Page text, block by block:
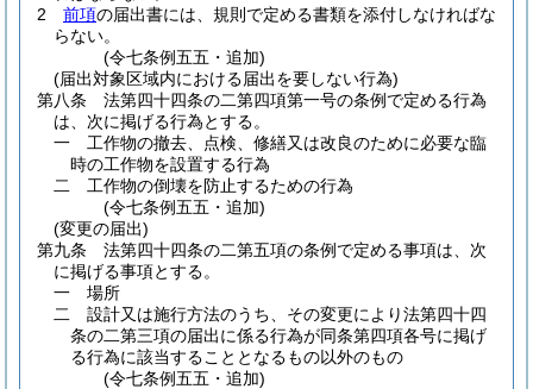
2
前項の届出書には、規則で定める書類を添付しなければな
らない。
(令七条例五五・追加)
(届出対象区域内における届出を要しない行為)
第八条
法第四十四条の二第四項第一号の条例で定める行為
は、次に掲げる行為とする。
一
工作物の撤去、点検、修繕又は改良のために必要な臨
時の工作物を設置する行為
二
工作物の倒壊を防止するための行為
(令七条例五五・追加)
(変更の届出)
第九条
法第四十四条の二第五項の条例で定める事項は、次
に掲げる事項とする。
一
場所
二
設計又は施行方法のうち、その変更により法第四十四
条の二第三項の届出に係る行為が同条第四項各号に掲げ
る行為に該当することとなるもの以外のもの
(令七条例五五・追加)